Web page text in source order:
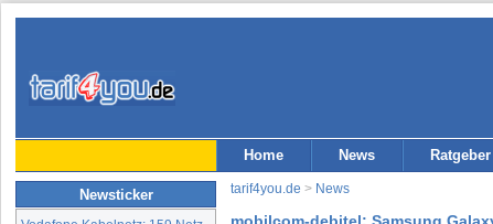
Home News Ratgeber
Newsticker tarif4you.de > News
mobilcom-debitel: Samsung